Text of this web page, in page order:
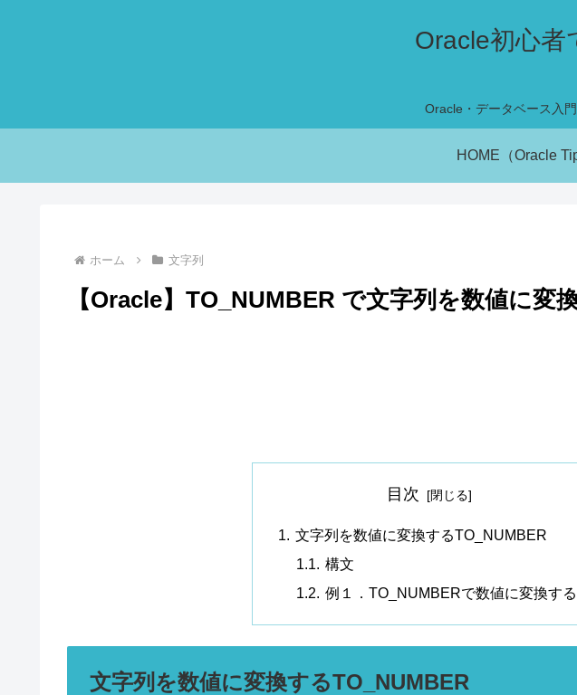
Oracle初心者
Oracle・データベース入
HOME（Oracle
ホーム 文字列
【Oracle】TO_NUMBER で文字列を数値に変
目次
文字列を数値に変換するTO_NUMBER
構文
例１．TO_NUMBERで数値に変換する
文字列を数値に変換するTO_NUMBER